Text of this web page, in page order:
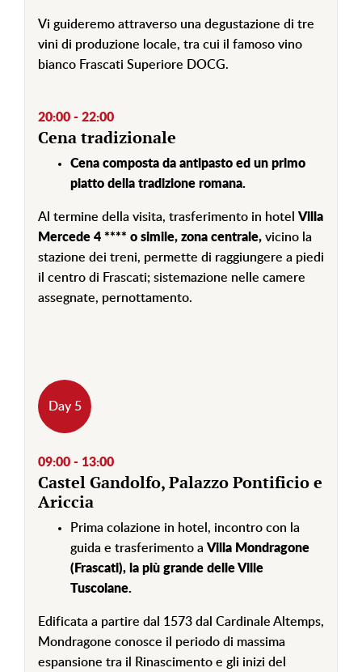
Vi guideremo attraverso una degustazione di tre
vini di produzione locale, tra cui il famoso vino
bianco Frascati Superiore DOCG.
20:00 - 22:00
Cena tradizionale
Cena composta da antipasto ed un primo
piatto della tradizione romana.
Al termine della visita, trasferimento in hotel Villa
Mercede 4 **** o simile, zona centrale, vicino la
stazione dei treni, permette di raggiungere a piedi
il centro di Frascati; sistemazione nelle camere
assegnate, pernottamento.
Day 5
09:00 - 13:00
Castel Gandolfo, Palazzo Pontificio e
Ariccia
Prima colazione in hotel, incontro con la
guida e trasferimento a Villa Mondragone
(Frascati), la più grande delle Ville
Tuscolane.
Edificata a partire dal 1573 dal Cardinale Altemps,
Mondragone conosce il periodo di massima
espansione tra il Rinascimento e gli inizi del